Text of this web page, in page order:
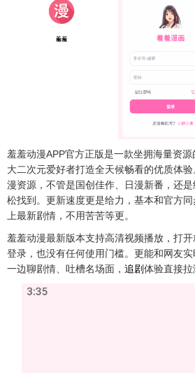
羞羞动漫APP官方正版是一款坐拥海量资
大二次元爱好者打造全天候畅看的优质体
漫资源，不管是国创佳作、日漫新番，还
松找到。更新速度更是给力，基本和官方
上最新剧情，不用苦苦等更。​
羞羞动漫最新版本支持高清视频播放，打
登录，也没有任何使用门槛。更能和网友
一边聊剧情、吐槽名场面， 追剧体验直接拉